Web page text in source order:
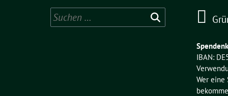
Suchen
nach:
IBAN:
Wer eine